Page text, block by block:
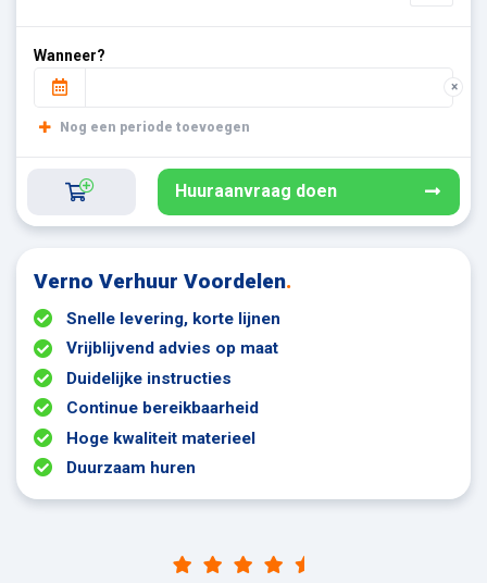
Wanneer?
×
Nog een periode toevoegen
Huuraanvraag doen
Verno Verhuur Voordelen.
Snelle levering, korte lijnen
Vrijblijvend advies op maat
Duidelijke instructies
Continue bereikbaarheid
Hoge kwaliteit materieel
Duurzaam huren